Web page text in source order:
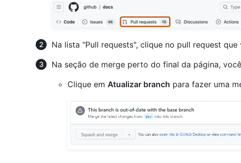
Na lista "Pull requests", clique no pull request que
Na seção de merge perto do final da página,
Clique em Atualizar branch para fazer uma